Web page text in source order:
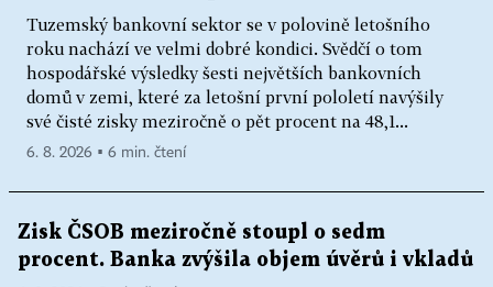
Tuzemský bankovní sektor se v polovině letošního
roku nachází ve velmi dobré kondici. Svědčí o tom
hospodářské výsledky šesti největších bankovních
domů v zemi, které za letošní první pololetí navýšily
své čisté zisky meziročně o pět procent na 48,1...
6. 8. 2026 ▪ 6 min. čtení
Zisk ČSOB meziročně stoupl o sedm
procent. Banka zvýšila objem úvěrů i vkladů